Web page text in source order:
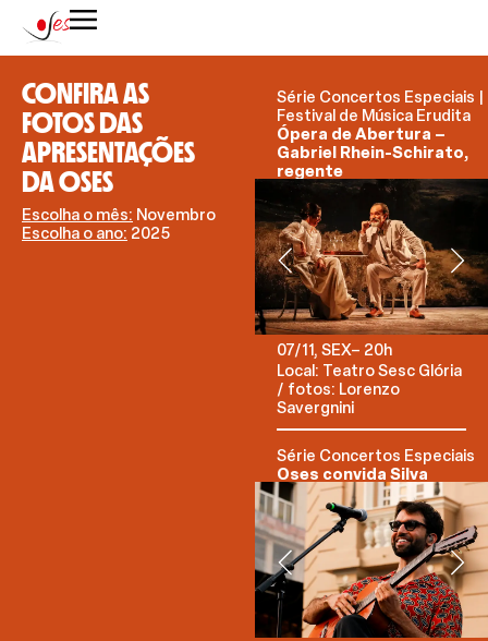
CONFIRA AS
FOTOS DAS
APRESENTAÇÕES
DA OSES
Escolha o mês: Novembro
Escolha o ano: 2025
Série Concertos Especiais |
Festival de Música Erudita
Ópera de Abertura –
Gabriel Rhein-Schirato,
regente
07/11, SEX– 20h
Local: Teatro Sesc Glória
/ fotos: Lorenzo
Savergnini
Série Concertos Especiais
Oses convida Silva